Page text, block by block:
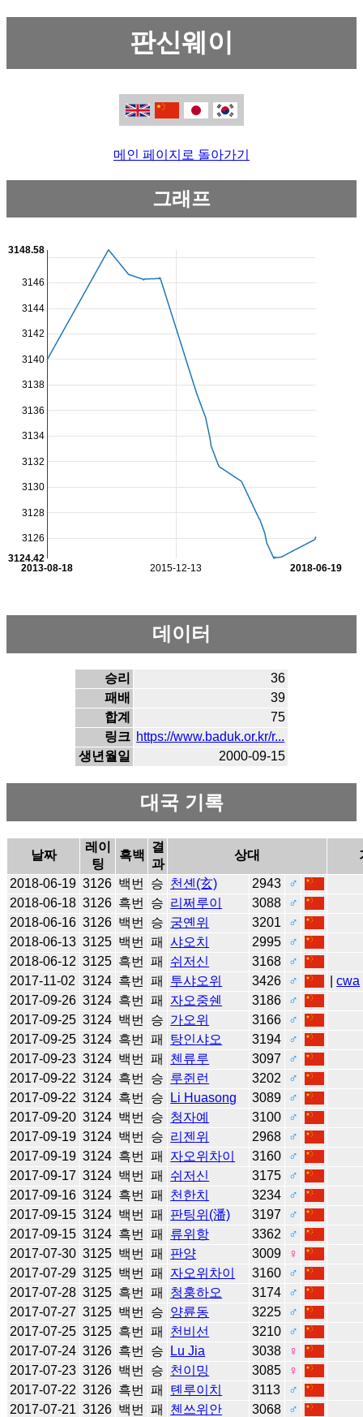
판신웨이
메인 페이지로 돌아가기
그래프
2015-12-13
2013-08-18 2018-06-19
3126
3128
3130
3132
3134
3136
3138
3140
3142
3144
3146
3124.42
3148.58
데이터
승리
36
패배
39
합계
75
링크 https://www.baduk.or.kr/r...
생년월일
2000-09-15
대국 기록
날짜
레이
팅
흑백
결
과
상대
2018-06-19 3126 백번 승 천셴(玄) 2943
♂
2018-06-18 3126 흑번 승 리쩌루이 3088
♂
2018-06-16 3126 백번 승 궁옌위 3201
♂
2018-06-13 3125 백번 패 샤오치 2995
♂
2018-06-12 3125 흑번 패 쉬저신 3168
♂
2017-11-02 3124 흑번 패 투샤오위 3426 ♂ |cwa
2017-09-26 3124 흑번 패 자오중쉔 3186
♂
2017-09-25 3124 백번 승 가오위 3166
♂
2017-09-25 3124 흑번 패 탕인샤오 3194
♂
2017-09-23 3124 백번 패 첸류루 3097
♂
2017-09-22 3124 흑번 승 루쥔런 3202
♂
2017-09-22 3124 흑번 승 Li Huasong 3089
♂
2017-09-20 3124 백번 승 청자예 3100
♂
2017-09-19 3124 백번 승 리젠위 2968
♂
2017-09-19 3124 흑번 패 자오위차이 3160
♂
2017-09-17 3124 백번 패 쉬저신 3175
♂
2017-09-16 3124 흑번 패 천한치 3234
♂
2017-09-15 3124 백번 패 판팅위(潘) 3197
♂
2017-09-15 3124 흑번 패 류위항 3362
♂
2017-07-30 3125 백번 패 판양 3009
♀
2017-07-29 3125 백번 패 자오위차이 3160
♂
2017-07-28 3125 흑번 패 청훙하오 3174
♂
2017-07-27 3125 백번 승 양륜동 3225
♂
2017-07-25 3125 흑번 패 천비선 3210
♂
2017-07-24 3126 흑번 승 Lu Jia 3038
♀
2017-07-23 3126 백번 승 천이밍 3085
♀
2017-07-22 3126 흑번 패 톈루이치 3113
♂
2017-07-21 3126 백번 패 첸쓰위안 3068
♂